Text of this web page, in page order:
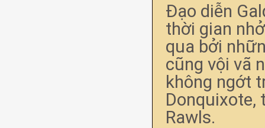
Đạo diễn
thời gian
qua bởi
cũng vội vã
không ngớt
Donquixote,
Rawls.